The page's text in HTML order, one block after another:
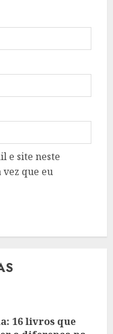
e site neste
que eu
16 livros que